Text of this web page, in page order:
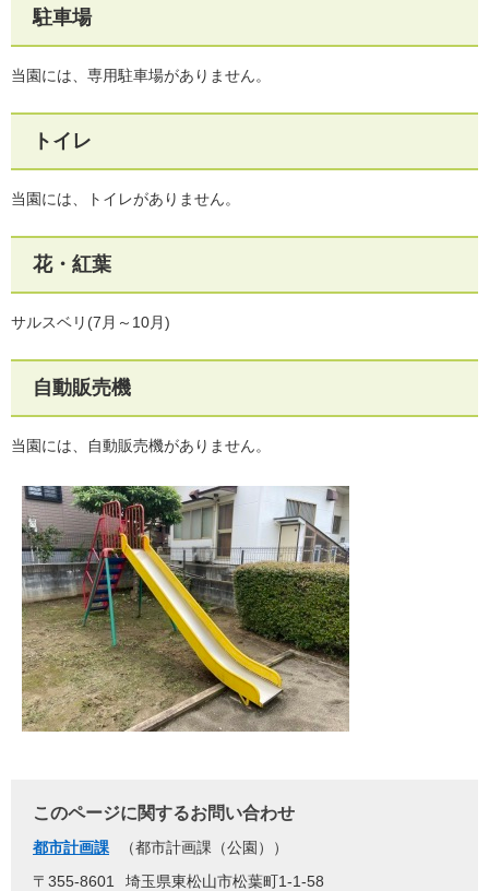
駐車場
当園には、専用駐車場がありません。
トイレ
当園には、トイレがありません。
花・紅葉
サルスベリ(7月～10月)
自動販売機
当園には、自動販売機がありません。
このページに関するお問い合わせ
都市計画課
都市計画課（公園）
〒355-8601
埼玉県東松山市松葉町1-1-58